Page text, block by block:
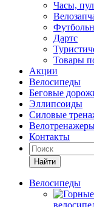
Часы,
Дартс
Товары
Акции
Велосипеды
Беговые
Эллипсоиды
Силовые
Контакты
Найти
Велосипеды